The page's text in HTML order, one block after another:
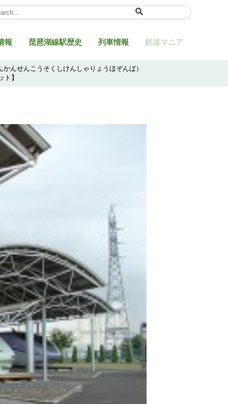
報 琵琶湖線駅歴史 列車情報 鉄道マニア
んせんこうそくしけんしゃりょうほぞんば）
ト】